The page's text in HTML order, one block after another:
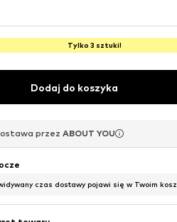
Tylko 3 sztuki!
Dodaj do koszyka
przez ABOUT YOU
przez ABOUT YOU
przez ABOUT YOU
czas dostawy pojawi się w Twoim